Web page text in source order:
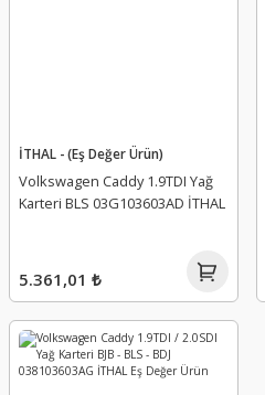
İTHAL - (Eş Değer Ürün)
Volkswagen Caddy 1.9TDI Yağ
Karteri BLS 03G103603AD İTHAL
5.361,01 ₺